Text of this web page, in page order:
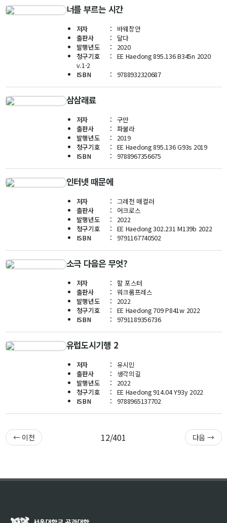
보유도서
취업ㆍ진로
30주년 기념 동영상
행사 사진
학부장 감사 인사
신임교수초빙
초빙안내
지원서 작성
너를 부르는 시간
저자
바웨창안
출판사
달다
발행년도
2020
청구기호
EE Haedong 895.136 B345n 2020
v.1-2
ISBN
9788932320687
삼삼래료
저자
구만
출판사
파불라
발행년도
2019
청구기호
EE Haedong 895.136 G93s 2019
ISBN
9788967356675
인터넷 때문에
저자
그레천 매컬러
출판사
어크로스
발행년도
2022
청구기호
EE Haedong 302.231 M139b 2022
ISBN
9791167740502
소극 다음은 무엇?
저자
할 포스터
출판사
워크룸프레스
발행년도
2022
청구기호
EE Haedong 709 P841w 2022
ISBN
9791189356736
유럽도시기행 2
저자
유시민
출판사
생각의길
발행년도
2022
청구기호
EE Haedong 914.04 Y93y 2022
ISBN
9788965137702
← 이전 12/401 다음 →